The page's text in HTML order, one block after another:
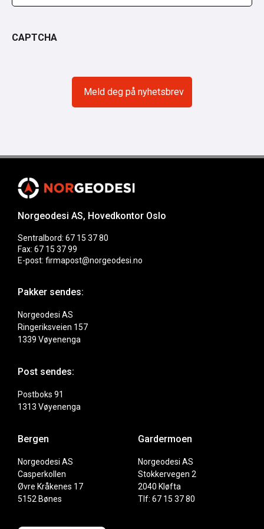
CAPTCHA
Norgeodesi AS, Hovedkontor Oslo
Sentralbord: 67 15 37 80
Fax: 67 15 37 99
E-post: firmapost@norgeodesi.no
Pakker sendes:
Norgeodesi AS
Ringeriksveien 157
1339 Vøyenenga
Post sendes:
Postboks 91
1313 Vøyenenga
Bergen
Norgeodesi AS
Casperkollen
Øvre Kråkenes 17
5152 Bønes
Gardermoen
Norgeodesi AS
Stokkervegen 2
2040 Kløfta
Tlf: 67 15 37 80